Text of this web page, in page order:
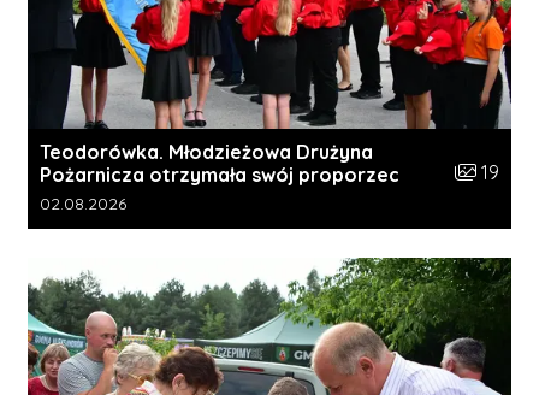
Teodorówka. Młodzieżowa Drużyna
Pożarnicza otrzymała swój proporzec
Liczba
19
Data dodania galerii:
02.08.2026